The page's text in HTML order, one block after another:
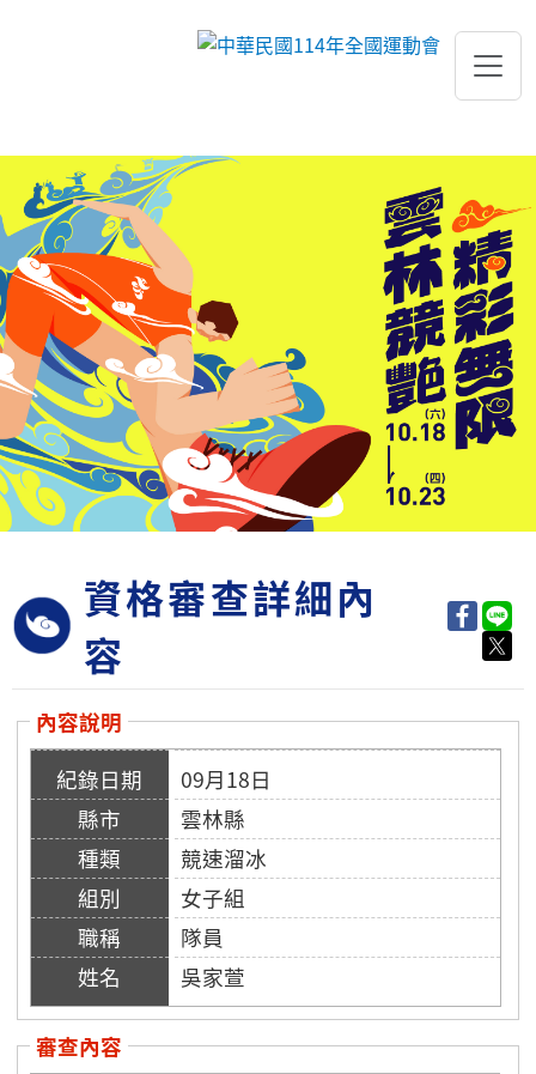
跳到主要內容
資格審查詳細內
容
內容說明
09月18日
雲林縣
競速溜冰
女子組
隊員
吳家萱
審查內容